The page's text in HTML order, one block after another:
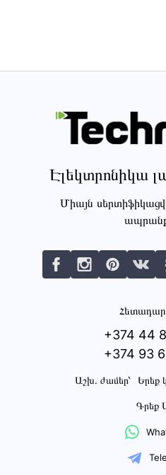
Էլեկտրոնիկա
Միայն
+374 44
+374 93
Աշխ․ ժամեր՝ Երեք
Գրեք